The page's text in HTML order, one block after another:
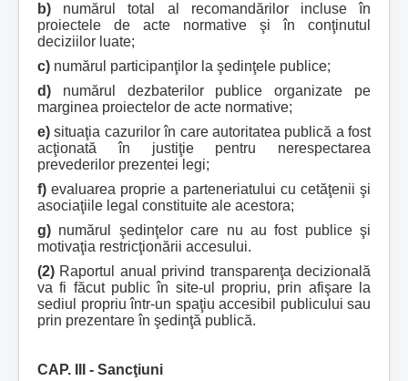
b) numărul total al recomandărilor incluse în
proiectele de acte normative şi în conţinutul
deciziilor luate;
c) numărul participanţilor la şedinţele publice;
d) numărul dezbaterilor publice organizate pe
marginea proiectelor de acte normative;
e) situaţia cazurilor în care autoritatea publică a fost
acţionată în justiţie pentru nerespectarea
prevederilor prezentei legi;
f) evaluarea proprie a parteneriatului cu cetăţenii şi
asociaţiile legal constituite ale acestora;
g) numărul şedinţelor care nu au fost publice şi
motivaţia restricţionării accesului.
(2) Raportul anual privind transparenţa decizională
va fi făcut public în site-ul propriu, prin afişare la
sediul propriu într-un spaţiu accesibil publicului sau
prin prezentare în şedinţă publică.
CAP. III - Sancţiuni